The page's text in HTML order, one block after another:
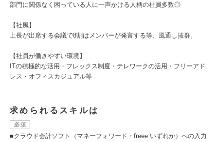
部門に関係なく困っている人に一声かける人柄の社員多数◎
【社風】
上長が出席する会議で8割はメンバーが発言する等、風通し抜群。
【社員が働きやすい環境】
ITの積極的な活用・フレックス制度・テレワークの活用・フリーアド
レス・オフィスカジュアル等
求められるスキルは
必須
■クラウド会計ソフト（マネーフォワード・freee いずれか）への入力